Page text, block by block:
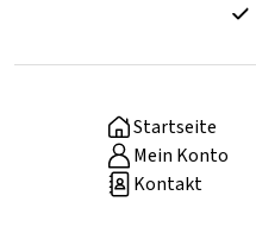
Startseite
Mein Konto
Kontakt